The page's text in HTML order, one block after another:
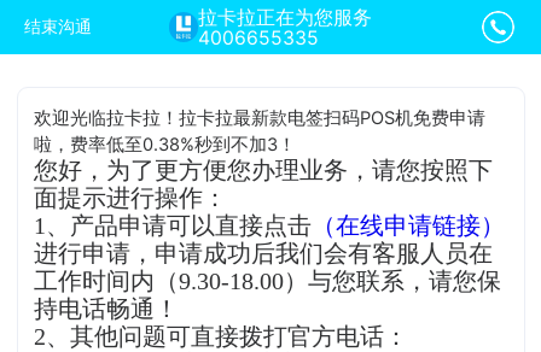
结束沟通
拉卡拉正在为您服务
4006655335
欢迎光临拉卡拉！拉卡拉最新款电签扫码POS机免费申请
啦，费率低至0.38%秒到不加3！
您好，为了更方便您办理业务，请您按照下
面提示进行操作：
1、产品申请可以直接点击 （在线申请链接）
进行申请，申请成功后我们会有客服人员在
工作时间内（9.30-18.00）与您联系，请您保
持电话畅通！
2、其他问题可直接拨打官方电话：